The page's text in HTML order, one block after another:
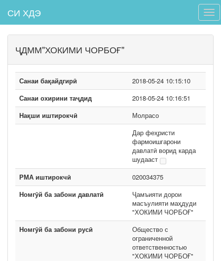
СИ ХДЭ
ҶДММ"ХОКИМИ ЧОРБОҒ"
Санаи бақайдгирӣ
2018-05-24 10:15:10
Санаи охирини таҷдид
2018-05-24 10:16:51
Нақши иштирокчӣ
Молрасо
Дар феҳристи
фармоишгарони
давлатӣ ворид карда
шудааст
РМА иштирокчӣ
020034375
Номгӯй ба забони давлатӣ
Ҷамъияти дорои
масъулияти маҳдуди
"ХОКИМИ ЧОРБОҒ"
Номгӯй ба забони русӣ
Общество с
ограниченной
ответственностью
"ХОКИМИ ЧОРБОҒ"